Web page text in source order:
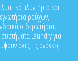
πλυντήρια και
ρούχων,
σιδερωτήρια,
συστήματα Laundry για
όλες τις ανάγκες.